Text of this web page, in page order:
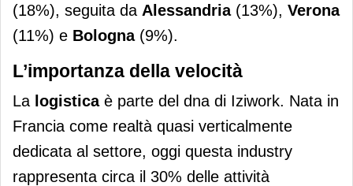
(18%), seguita da Alessandria(13%), Verona
(11%) e Bologna(9%).
L’importanza della velocità
La logisticaè parte del dna di Iziwork. Nata in
Francia come realtà quasi verticalmente
dedicata al settore, oggi questa industry
rappresenta circa il 30% delle attività